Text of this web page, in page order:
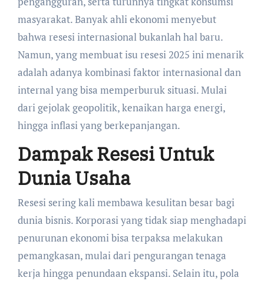
masyarakat. Banyak ahli ekonomi menyebut
bahwa resesi internasional bukanlah hal baru.
Namun, yang membuat isu resesi 2025 ini menarik
adalah adanya kombinasi faktor internasional dan
internal yang bisa memperburuk situasi. Mulai
dari gejolak geopolitik, kenaikan harga energi,
hingga inflasi yang berkepanjangan.
Dampak Resesi Untuk
Dunia Usaha
Resesi sering kali membawa kesulitan besar bagi
dunia bisnis. Korporasi yang tidak siap menghadapi
penurunan ekonomi bisa terpaksa melakukan
pemangkasan, mulai dari pengurangan tenaga
kerja hingga penundaan ekspansi. Selain itu, pola